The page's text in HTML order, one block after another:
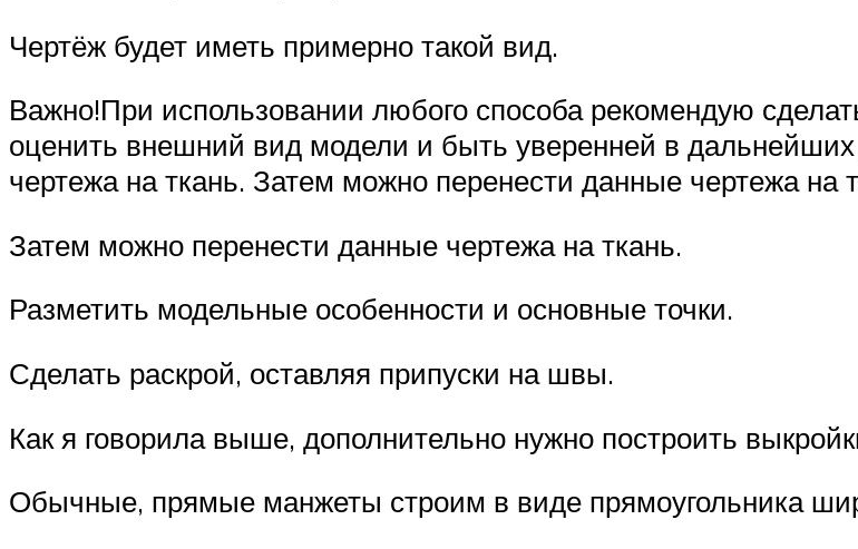
Чертёж будет иметь примерно такой вид.
Важно!При использовании любого способа рекомендую
оценить внешний вид модели и быть уверенней в
чертежа на ткань. Затем можно перенести данные чертежа на
Затем можно перенести данные чертежа на ткань.
Разметить модельные особенности и основные точки.
Сделать раскрой, оставляя припуски на швы.
Как я говорила выше, дополнительно нужно построить
Обычные, прямые манжеты строим в виде прямоугольника